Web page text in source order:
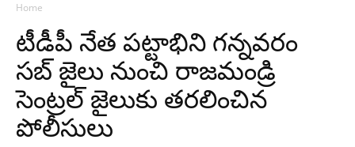
Home
టీడీపీ నేత పట్టాభిని గన్నవరం
సబ్ జైలు నుంచి రాజమండ్రి
సెంట్రల్ జైలుకు తరలించిన
పోలీసులు